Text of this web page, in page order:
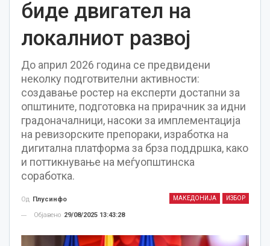
биде двигател на
локалниот развој
До април 2026 година се предвидени
неколку подготвителни активности:
создавање ростер на експерти достапни за
општините, подготовка на прирачник за идни
градоначалници, насоки за имплементација
на ревизорските препораки, изработка на
дигитална платформа за брза поддршка, како
и поттикнување на меѓуопштинска
соработка.
МАКЕДОНИЈА ИЗБОР
Од Плусинфо
Објавено 29/08/2025 13:43:28